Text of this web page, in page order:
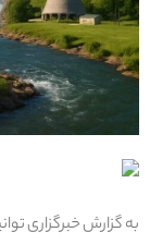
به گزارش خبرگزاری